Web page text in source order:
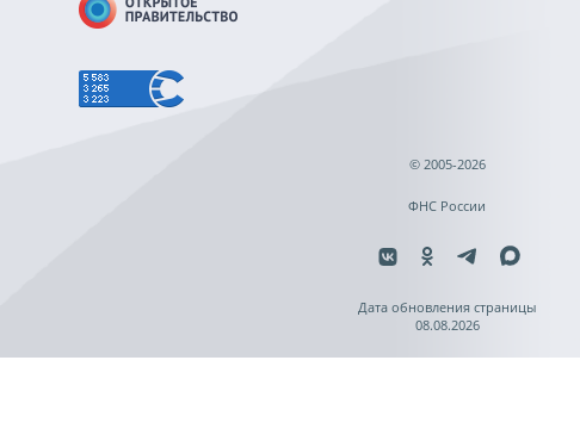
© 2005-2026
ФНС России
Дата обновления страницы
08.08.2026